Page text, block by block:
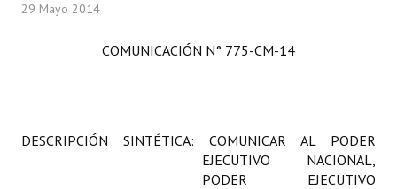
Comisiones Permanentes
Comisiones Especiales
29 Mayo 2014
COMUNICACIÓN N° 775-CM-14
DESCRIPCIÓN SINTÉTICA: COMUNICAR AL PODER
EJECUTIVO NACIONAL,
PODER EJECUTIVO